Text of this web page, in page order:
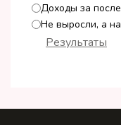
Доходы за
Не выросли, а
Результаты